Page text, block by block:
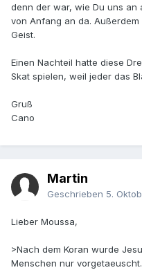
denn der war, wie Du uns an
von Anfang an da.
Geist.
Einen Nachteil hatte diese
Skat spielen, weil jeder das
Gruß
Cano
Martin
Geschrieben 5.
Lieber Moussa,
>Nach dem Koran wurde
Menschen nur